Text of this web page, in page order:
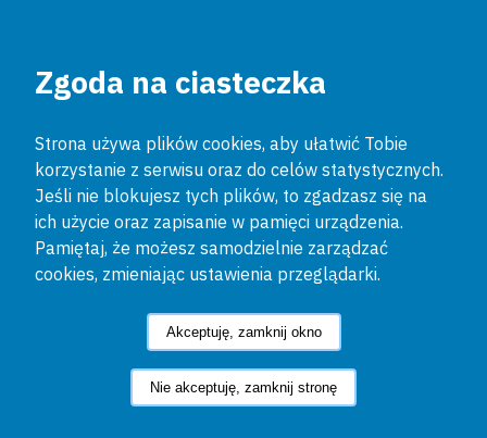
Zgoda na ciasteczka
Strona używa plików cookies, aby ułatwić Tobie
korzystanie z serwisu oraz do celów statystycznych.
Jeśli nie blokujesz tych plików, to zgadzasz się na
ich użycie oraz zapisanie w pamięci urządzenia.
Pamiętaj, że możesz samodzielnie zarządzać
cookies, zmieniając ustawienia przeglądarki.
Akceptuję, zamknij okno
Nie akceptuję, zamknij stronę